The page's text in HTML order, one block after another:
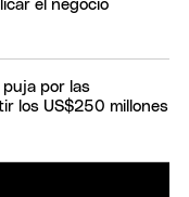
el negocio
puja por las
los US$250 millones